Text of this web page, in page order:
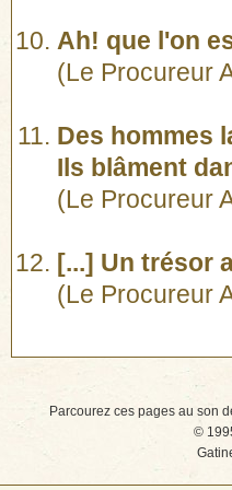
Ah! que l'on
(Le Procureur
Des hommes
Ils blâment
(Le Procureur
[...] Un trésor
(Le Procureur
Parcourez ces pages au son
©